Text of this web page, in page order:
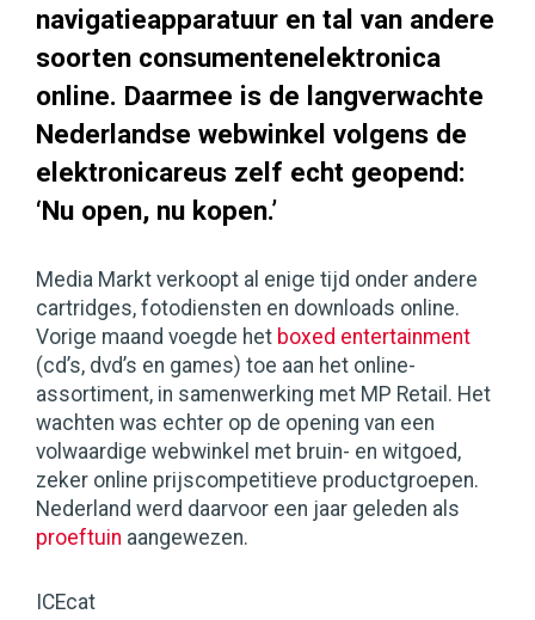
navigatieapparatuur en tal van andere
soorten consumentenelektronica
online. Daarmee is de langverwachte
Nederlandse webwinkel volgens de
elektronicareus zelf echt geopend:
‘Nu open, nu kopen.’
Media Markt verkoopt al enige tijd onder andere
cartridges, fotodiensten en downloads online.
Vorige maand voegde het boxed entertainment
(cd’s, dvd’s en games) toe aan het online-
assortiment, in samenwerking met MP Retail. Het
wachten was echter op de opening van een
volwaardige webwinkel met bruin- en witgoed,
zeker online prijscompetitieve productgroepen.
Nederland werd daarvoor een jaar geleden als
proeftuin aangewezen.
ICEcat